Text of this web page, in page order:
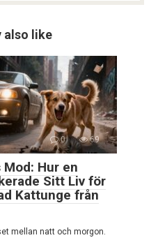
also like
0 69
Hur en
Sitt Liv för
Kattunge från
mellan natt och morgon.